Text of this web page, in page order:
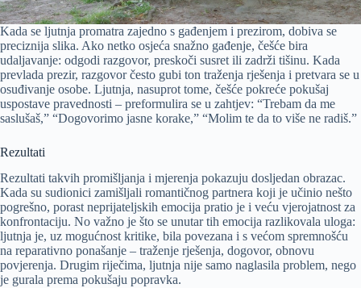
Kada se ljutnja promatra zajedno s gađenjem i prezirom, dobiva se
preciznija slika. Ako netko osjeća snažno gađenje, češće bira
udaljavanje: odgodi razgovor, preskoči susret ili zadrži tišinu. Kada
prevlada prezir, razgovor često gubi ton traženja rješenja i pretvara se u
osuđivanje osobe. Ljutnja, nasuprot tome, češće pokreće pokušaj
uspostave pravednosti – preformulira se u zahtjev: “Trebam da me
saslušaš,” “Dogovorimo jasne korake,” “Molim te da to više ne radiš.”
Rezultati
Rezultati takvih promišljanja i mjerenja pokazuju dosljedan obrazac.
Kada su sudionici zamišljali romantičnog partnera koji je učinio nešto
pogrešno, porast neprijateljskih emocija pratio je i veću vjerojatnost za
konfrontaciju. No važno je što se unutar tih emocija razlikovala uloga:
ljutnja je, uz mogućnost kritike, bila povezana i s većom spremnošću
na reparativno ponašanje – traženje rješenja, dogovor, obnovu
povjerenja. Drugim riječima, ljutnja nije samo naglasila problem, nego
je gurala prema pokušaju popravka.